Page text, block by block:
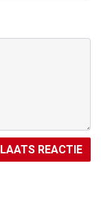
REACTIE